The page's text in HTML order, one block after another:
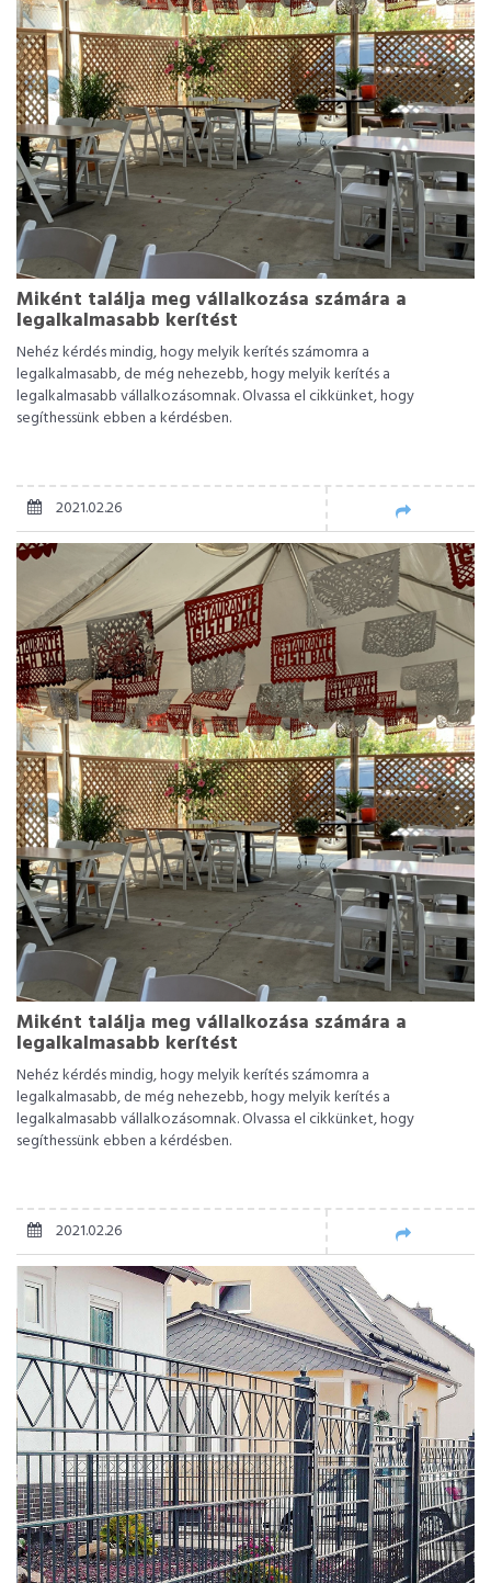
Miként találja meg vállalkozása számára a
legalkalmasabb kerítést
Nehéz kérdés mindig, hogy melyik kerítés számomra a
legalkalmasabb, de még nehezebb, hogy melyik kerítés a
legalkalmasabb vállalkozásomnak. Olvassa el cikkünket, hogy
segíthessünk ebben a kérdésben.
2021.02.26
Miként találja meg vállalkozása számára a
legalkalmasabb kerítést
Nehéz kérdés mindig, hogy melyik kerítés számomra a
legalkalmasabb, de még nehezebb, hogy melyik kerítés a
legalkalmasabb vállalkozásomnak. Olvassa el cikkünket, hogy
segíthessünk ebben a kérdésben.
2021.02.26